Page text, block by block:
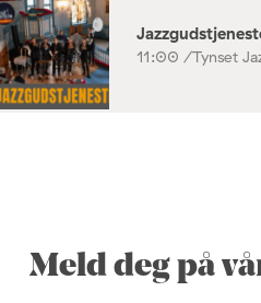
11:00 /Tynset
Meld deg på